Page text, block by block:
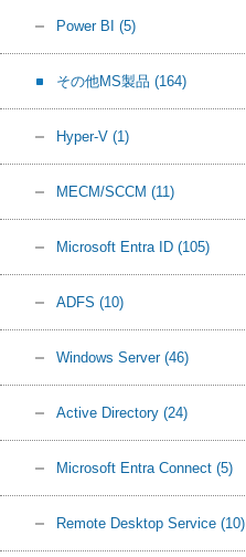
Power BI (5)
その他MS製品 (164)
Hyper-V (1)
MECM/SCCM (11)
Microsoft Entra ID (105)
ADFS (10)
Windows Server (46)
Active Directory (24)
Microsoft Entra Connect (5)
Remote Desktop Service (10)